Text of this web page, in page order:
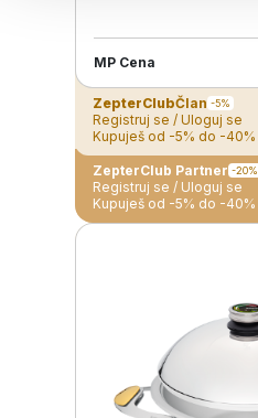
MP Cena
ZepterClubČlan -5%
Registruj se / Uloguj se
Kupuješ od -5% do -40%
ZepterClub Partner -20%
Registruj se / Uloguj se
Kupuješ od -5% do -40%